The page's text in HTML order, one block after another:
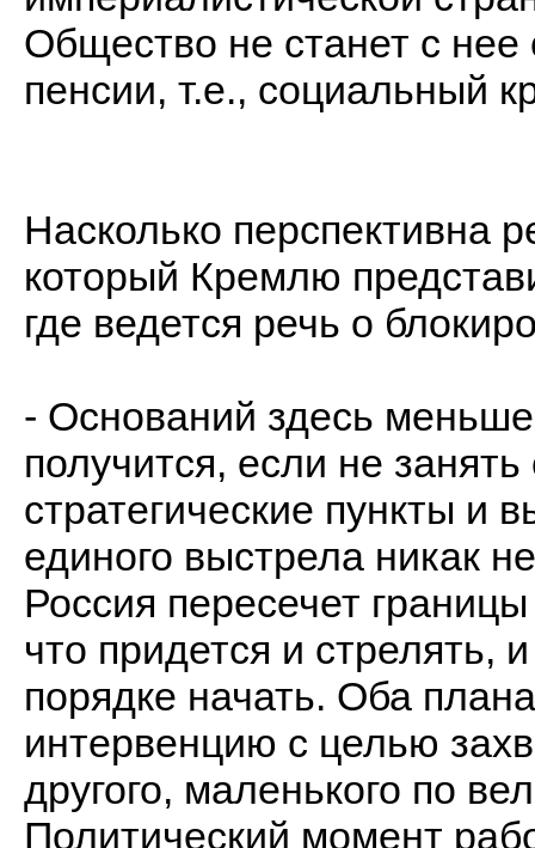
Общество не станет с
пенсии, т.е., социальный
Насколько перспективна
который Кремлю
где ведется речь о
- Оснований здесь
получится, если не
стратегические пункты и
единого выстрела никак
Россия пересечет
что придется и стрелять,
порядке начать. Оба
интервенцию с целью
другого, маленького по
Политический момент